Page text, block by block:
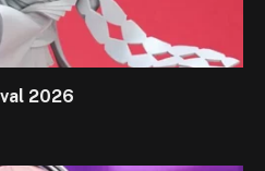
2026